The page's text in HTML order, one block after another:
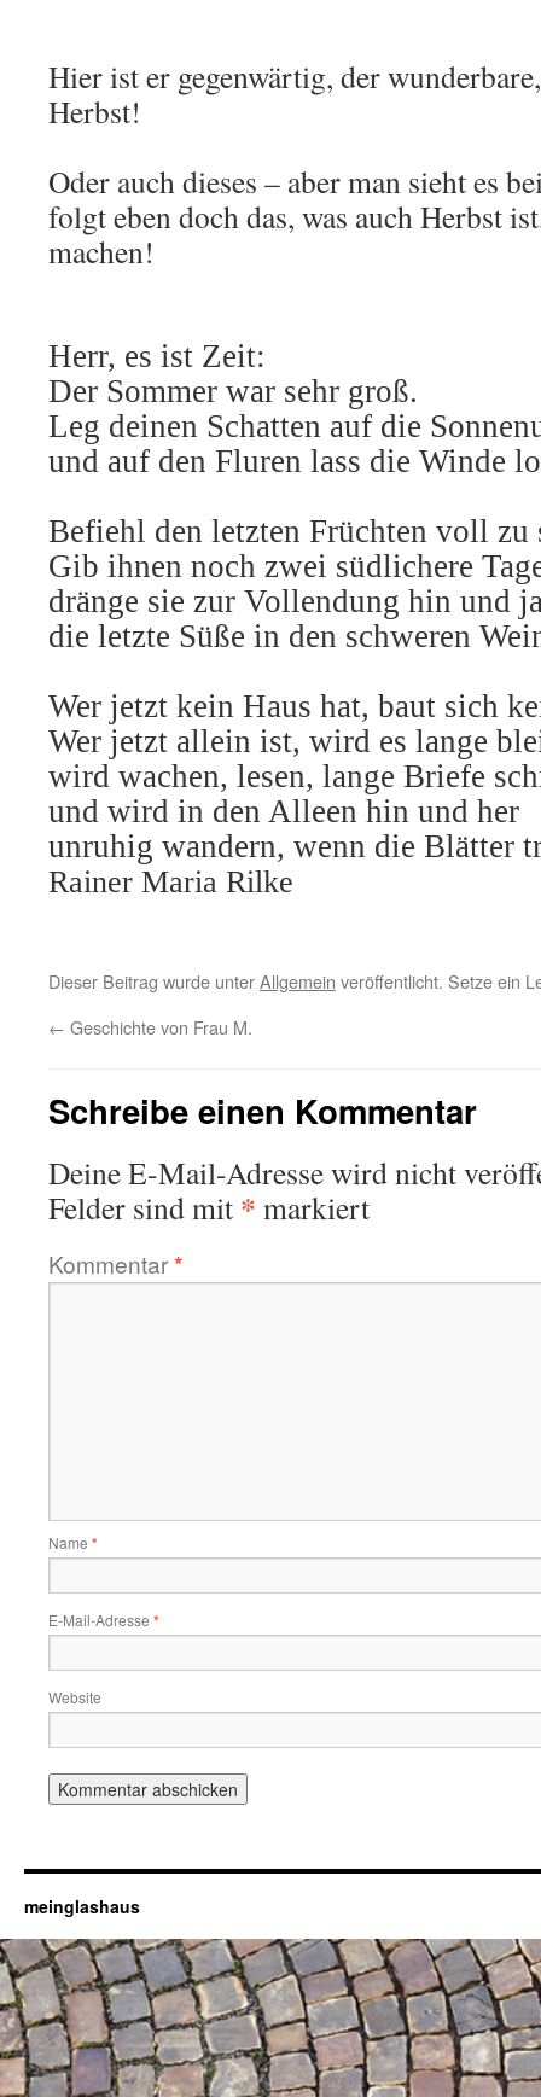
Hier ist er gegenwärtig, der
Herbst!
Oder auch dieses – aber man sieht es
folgt eben doch das, was auch Herbst
machen!
Herr, es ist Zeit:
Der Sommer war sehr groß.
Leg deinen Schatten auf die
und auf den Fluren lass die Winde
Befiehl den letzten Früchten voll zu
Gib ihnen noch zwei südlichere
dränge sie zur Vollendung hin und
die letzte Süße in den schweren
Wer jetzt kein Haus hat, baut sich
Wer jetzt allein ist, wird es lange
wird wachen, lesen, lange Briefe
und wird in den Alleen hin und her
unruhig wandern, wenn die Blätter
Rainer Maria Rilke
Dieser Beitrag wurde unterAllgemein veröffentlicht. Setze ein
← Geschichte von Frau M.
Schreibe einen Kommentar
Deine E-Mail-Adresse wird nicht
Felder sind mit * markiert
Kommentar*
Name *
E-Mail-Adresse *
Website
meinglashaus